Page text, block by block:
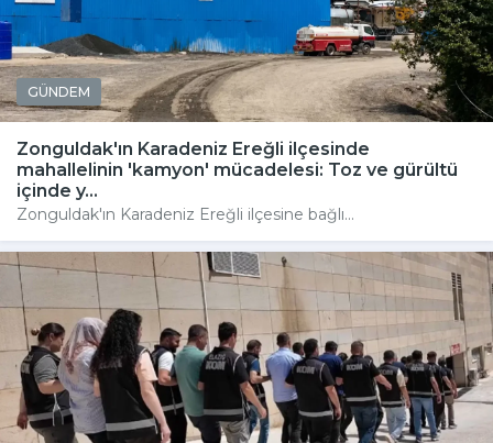
GÜNDEM
Zonguldak'ın Karadeniz Ereğli ilçesinde
mahallelinin 'kamyon' mücadelesi: Toz ve gürültü
içinde y...
Zonguldak'ın Karadeniz Ereğli ilçesine bağlı...